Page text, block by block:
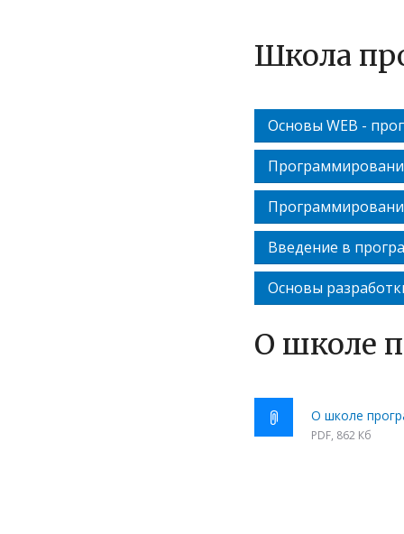
Школа
Основы WEB -
Введение в
Основы
О школе
О школе
PDF, 862 Кб